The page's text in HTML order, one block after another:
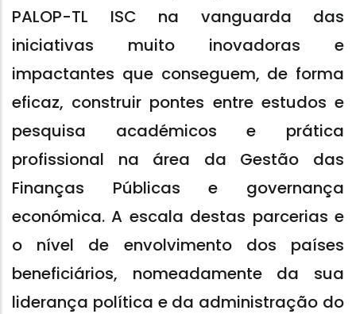
PALOP-TL ISC na vanguarda das
iniciativas muito inovadoras e
impactantes que conseguem, de forma
eficaz, construir pontes entre estudos e
pesquisa académicos e prática
profissional na área da Gestão das
Finanças Públicas e governança
económica. A escala destas parcerias e
o nível de envolvimento dos países
beneficiários, nomeadamente da sua
liderança política e da administração do